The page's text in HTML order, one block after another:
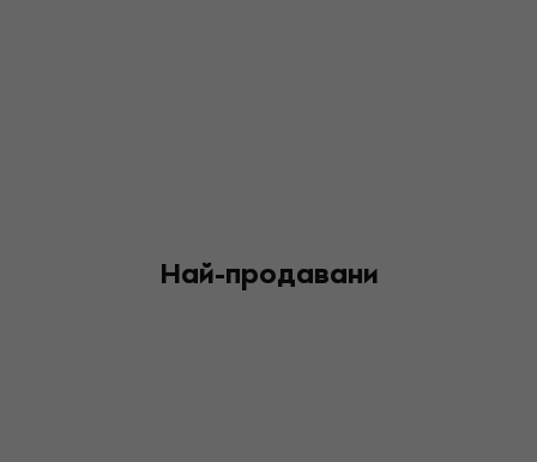
Най-продавани